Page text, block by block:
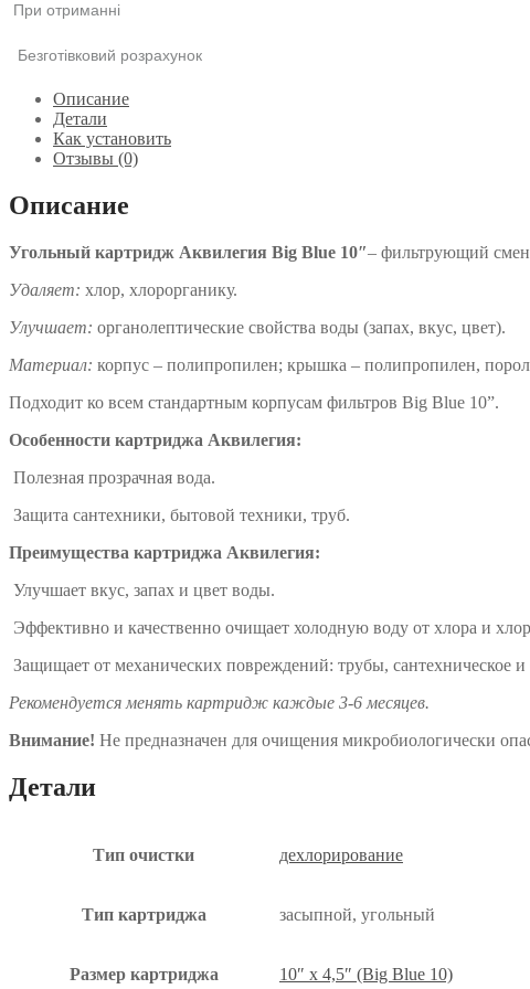
При отриманні
Безготівковий розрахунок
Описание
Детали
Как установить
Отзывы (0)
Описание
Угольный картридж Аквилегия Вig Вlue 10″– фильтрующий
Удаляет: хлор, хлорорганику.
Улучшает: органолептические свойства воды (запах, вкус, цвет).
Материал: корпус – полипропилен; крышка – полипропилен,
Подходит ко всем стандартным корпусам фильтров Вig Вlue 10”.
Особенности картриджа Аквилегия:
Полезная прозрачная вода.
Защита сантехники, бытовой техники, труб.
Преимущества картриджа Аквилегия:
Улучшает вкус, запах и цвет воды.
Эффективно и качественно очищает холодную воду от хлора и
Защищает от механических повреждений: трубы, сантехническое и
Рекомендуется менять картридж каждые 3-6 месяцев.
Внимание! Не предназначен для очищения микробиологически
Детали
Тип очистки дехлорирование
Тип картриджа засыпной, угольный
Размер картриджа 10″ x 4,5″ (Big Blue 10)